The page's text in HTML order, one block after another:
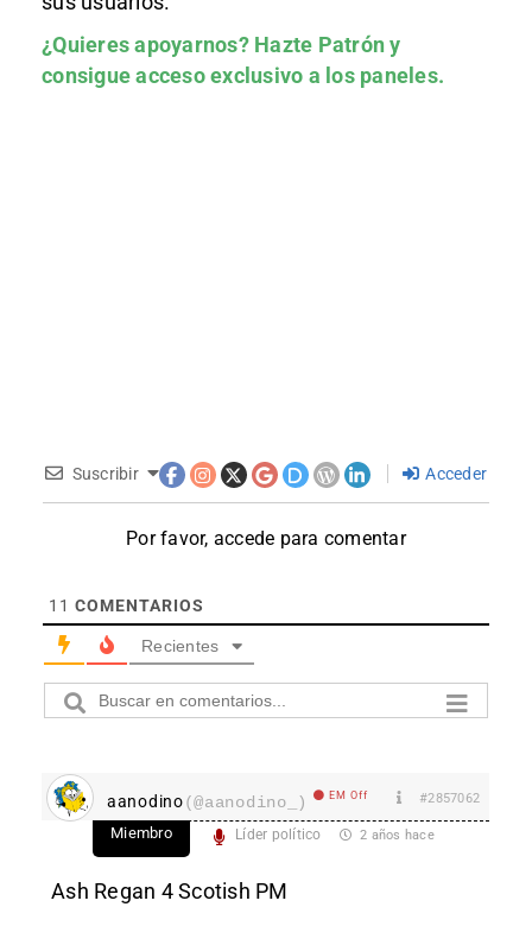
¿Quieres apoyarnos? Hazte Patróny
consigue acceso exclusivo a los paneles.
Suscribir Acceder
Por favor, accede para comentar
11 COMENTARIOS
Recientes
aanodino(@aanodino_) EM Off #2857062
Miembro Líder político 2 años hace
Ash Regan 4 Scotish PM